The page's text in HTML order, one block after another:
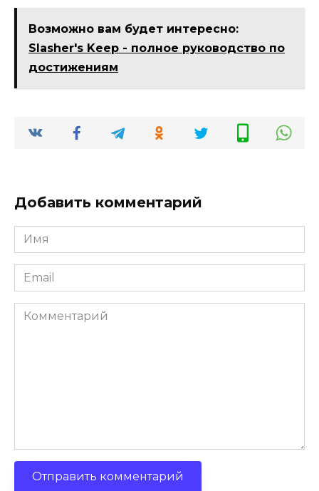
Возможно вам будет интересно:
Slasher's Keep - полное руководство по
достижениям
Добавить комментарий
Имя
*
Email
*
Комментарий